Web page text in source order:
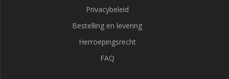
Privacybeleid
Bestelling en levering
Herroepingsrecht
FAQ